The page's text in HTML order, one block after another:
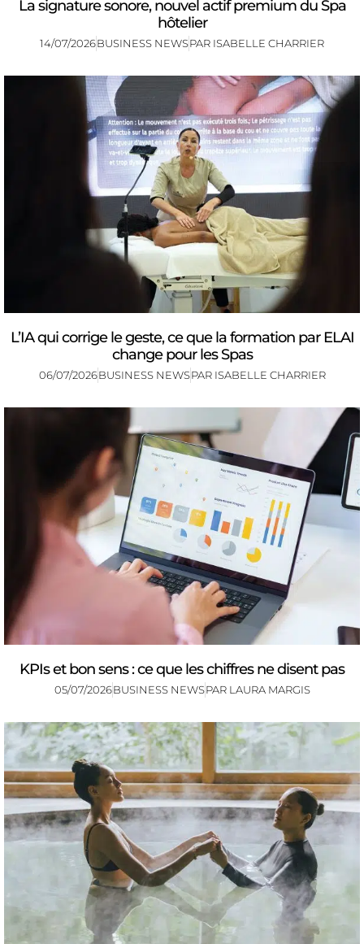
La signature sonore, nouvel actif premium du Spa
hôtelier
14/07/2026BUSINESS NEWSPAR ISABELLE CHARRIER
L’IA qui corrige le geste, ce que la formation par ELAI
change pour les Spas
06/07/2026BUSINESS NEWSPAR ISABELLE CHARRIER
KPIs et bon sens : ce que les chiffres ne disent pas
05/07/2026BUSINESS NEWSPAR LAURA MARGIS